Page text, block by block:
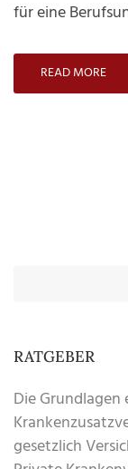
für eine
READ MORE
RATGEBER
Die
gesetzlich